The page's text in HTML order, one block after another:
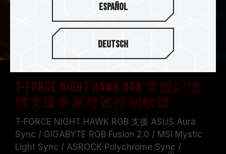
T-FORCE NIGHT HAWK RGB 電競記憶
體支援多家燈效控制軟體
T-FORCE NIGHT HAWK RGB 支援 ASUS Aura
Sync / GIGABYTE RGB Fusion 2.0 / MSI Mystic
Light Sync / ASROCK-Polychrome Sync /
Español
Deutsch